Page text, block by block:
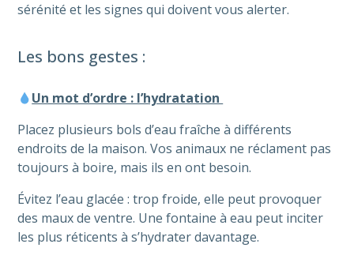
sérénité et les signes qui doivent vous alerter.
Les bons gestes :
Un mot d’ordre : l’hydratation
Placez plusieurs bols d’eau fraîche à différents
endroits de la maison. Vos animaux ne réclament pas
toujours à boire, mais ils en ont besoin.
Évitez l’eau glacée : trop froide, elle peut provoquer
des maux de ventre. Une fontaine à eau peut inciter
les plus réticents à s’hydrater davantage.